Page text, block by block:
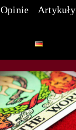
Opinie Artykuły